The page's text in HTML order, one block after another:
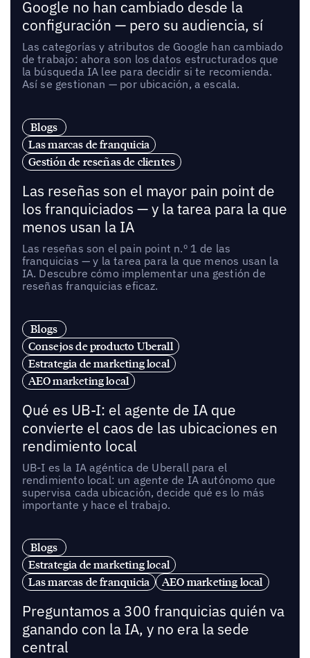
Google no han cambiado desde la
configuración — pero su audiencia, sí
Las categorías y atributos de Google han cambiado
de trabajo: ahora son los datos estructurados que
la búsqueda IA lee para decidir si te recomienda.
Así se gestionan — por ubicación, a escala.
Blogs
Las marcas de franquicia
Gestión de reseñas de clientes
Las reseñas son el mayor pain point de
los franquiciados — y la tarea para la que
menos usan la IA
Las reseñas son el pain point n.º 1 de las
franquicias — y la tarea para la que menos usan la
IA. Descubre cómo implementar una gestión de
reseñas franquicias eficaz.
Blogs
Consejos de producto Uberall
Estrategia de marketing local
AEO marketing local
Qué es UB-I: el agente de IA que
convierte el caos de las ubicaciones en
rendimiento local
UB-I es la IA agéntica de Uberall para el
rendimiento local: un agente de IA autónomo que
supervisa cada ubicación, decide qué es lo más
importante y hace el trabajo.
Blogs
Estrategia de marketing local
Las marcas de franquicia
AEO marketing local
Preguntamos a 300 franquicias quién va
ganando con la IA, y no era la sede
central